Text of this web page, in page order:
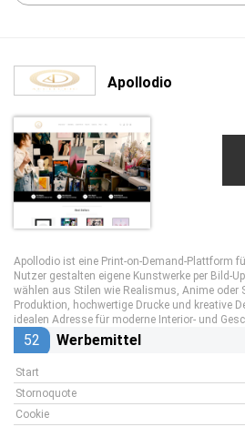
Apollodio
Apollodio ist eine Print-on-Demand-Plattform
Nutzer gestalten eigene Kunstwerke per Bild-
wählen aus Stilen wie Realismus, Anime oder
Produktion, hochwertige Drucke und kreative
idealen Adresse für moderne Interior- und
52 Werbemittel
Start
Stornoquote
Cookie